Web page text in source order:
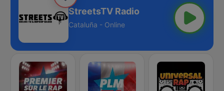
StreetsTV Radio
Cataluña - Online